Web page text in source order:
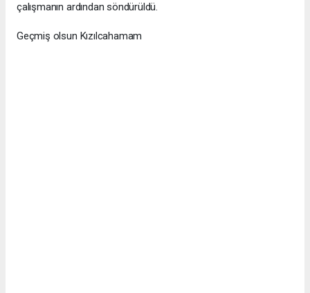
çalışmanın ardından söndürüldü.
Geçmiş olsun Kızılcahamam